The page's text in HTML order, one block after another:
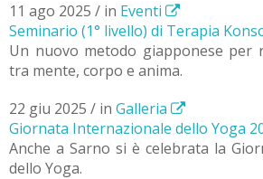
11 ago 2025 / in Eventi
Seminario (1° livello) di Terapia
Un nuovo metodo giapponese per
tra mente, corpo e anima.
22 giu 2025 / in Galleria
Giornata Internazionale dello Yoga
Anche a Sarno si è celebrata la
dello Yoga.